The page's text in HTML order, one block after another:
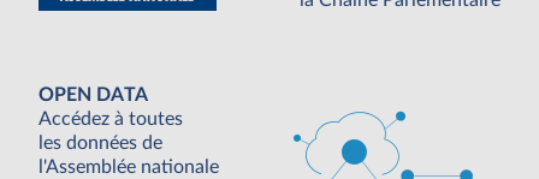
OPEN DATA
Accédez à toutes
les données de
l'Assemblée nationale